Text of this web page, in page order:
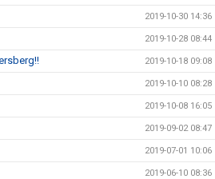
2019-10-30 14:36
2019-10-28 08:44
2019-10-18 09:08
2019-10-10 08:28
2019-10-08 16:05
2019-09-02 08:47
2019-07-01 10:06
2019-06-10 08:36